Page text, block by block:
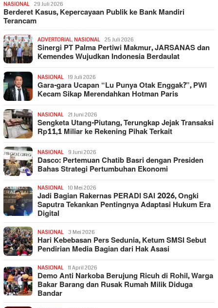
NASIONAL 29 Juli 2026
Berderet Kasus, Kepercayaan Publik ke Bank Mandiri
Terancam
ADVERTORIAL, NASIONAL 25 Juli 2026
Sinergi PT Palma Pertiwi Makmur, JARSANAS dan
Kemendes Wujudkan Indonesia Berdaulat
NASIONAL 19 Juli 2026
Gara-gara Ucapan “Lu Punya Otak Enggak?”, PWI
Kecam Sikap Merendahkan Hotman Paris
NASIONAL 21 Juni 2026
Sengketa Utang-Piutang, Terungkap Jejak Transaksi
Rp11,1 Miliar ke Rekening Pihak Terkait
NASIONAL 9 Juni 2026
Dasco: Pertemuan Chatib Basri dengan Presiden
Bahas Strategi Pertumbuhan Ekonomi
NASIONAL 10 Mei 2026
Jadi Bagian Rakernas PERADI SAI 2026, Ongki
Saputra Tekankan Pentingnya Adaptasi Hukum Era
Digital
NASIONAL 3 Mei 2026
Hari Kebebasan Pers Sedunia, Ketum SMSI Sebut
Pendirian Media Bagian dari Hak Asasi
NASIONAL 11 April 2026
Demo Anti Narkoba Berujung Ricuh di Rohil, Warga
Bakar Barang dan Rusak Rumah Milik Diduga
Bandar